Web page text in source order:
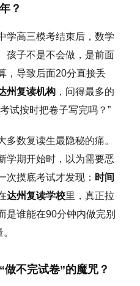
？
学高三模考结束后，数学
孩子不是不会做，是前面
，导致后面20分直接丢
州复读机构，问得最多的
试按时把卷子写完吗？”
多数复读生最隐秘的痛。
学期开始时，以为需要恶
次摸底考试才发现： 时间
达州复读学校里，真正拉
是谁能在90分钟内做完别
不完试卷”的魔咒？